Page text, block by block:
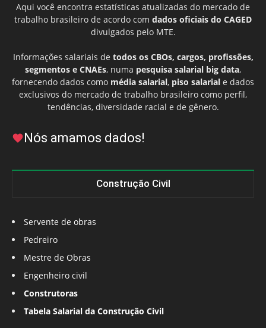
Aqui você encontra estatísticas atualizadas do mercado de
trabalho brasileiro de acordo com dados oficiais do CAGED
divulgados pelo MTE.
Informações salariais de todos os CBOs, cargos, profissões,
segmentos e CNAEs, numa pesquisa salarial big data,
fornecendo dados como média salarial, piso salarial e dados
exclusivos do mercado de trabalho brasileiro como perfil,
tendências, diversidade racial e de gênero.
Nós amamos dados!
Construção Civil
Servente de obras
Pedreiro
Mestre de Obras
Engenheiro civil
Construtoras
Tabela Salarial da Construção Civil